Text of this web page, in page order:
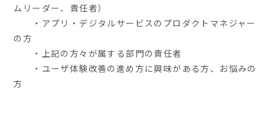
ムリーダー、責任者）
・アプリ・デジタルサービスのプロダクトマネジャー
の方
・上記の方々が属する部門の責任者
・ユーザ体験改善の進め方に興味がある方、お悩みの
方